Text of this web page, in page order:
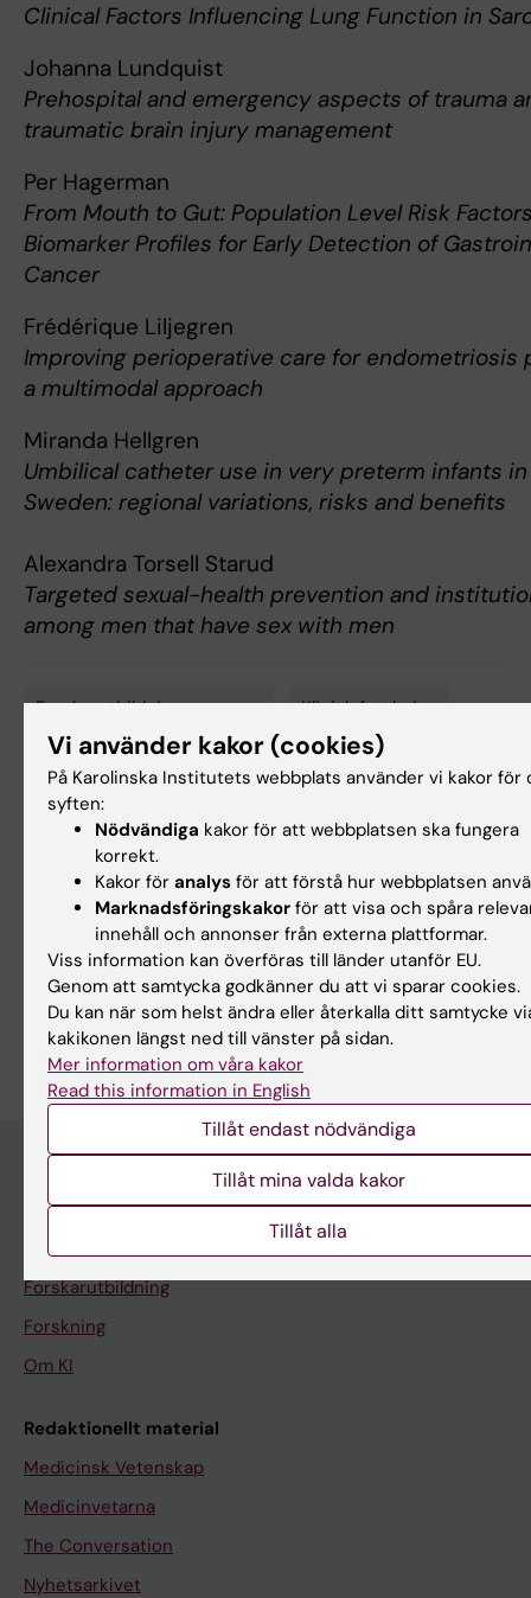
Clinical Factors Influencing Lung Function in
Johanna Lundquist
Prehospital and emergency aspects of trauma
traumatic brain injury management
Per Hagerman
From Mouth to Gut: Population Level Risk
Biomarker Profiles for Early Detection of
Cancer
Frédérique Liljegren
Improving perioperative care for endometriosis
a multimodal approach
Miranda Hellgren
Umbilical catheter use in very preterm infants in
Sweden: regional variations, risks and benefits
Alexandra Torsell Starud
Targeted sexual-health prevention and
among men that have sex with men
Tags
Forskarutbildningsprogram Klinisk forskning
Innehållsgranskare:
Ingeborg Hasselgren
Miriam Mosesson
Sidan uppdaterad:
Dela
Upptäck KI
Utbildning
Forskarutbildning
Forskning
Om KI
Redaktionellt material
Medicinsk Vetenskap
Medicinvetarna
The Conversation
Nyhetsarkivet
Vi använder kakor (cookies)
På Karolinska Institutets webbplats använder vi kakor för
syften:
Nödvändiga kakor för att webbplatsen ska fungera
korrekt.
Kakor för analys för att förstå hur webbplatsen
Marknadsföringskakor för att visa och spåra
innehåll och annonser från externa plattformar.
Viss information kan överföras till länder utanför EU.
Genom att samtycka godkänner du att vi sparar cookies.
Du kan när som helst ändra eller återkalla ditt samtycke
kakikonen längst ned till vänster på sidan.
Mer information om våra kakor
Read this information in English
Tillåt endast nödvändiga
Tillåt mina valda kakor
Tillåt alla